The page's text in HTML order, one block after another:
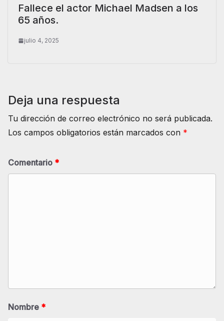
Fallece el actor Michael Madsen a los
65 años.
julio 4, 2025
Deja una respuesta
Tu dirección de correo electrónico no será publicada.
Los campos obligatorios están marcados con *
Comentario *
Nombre *